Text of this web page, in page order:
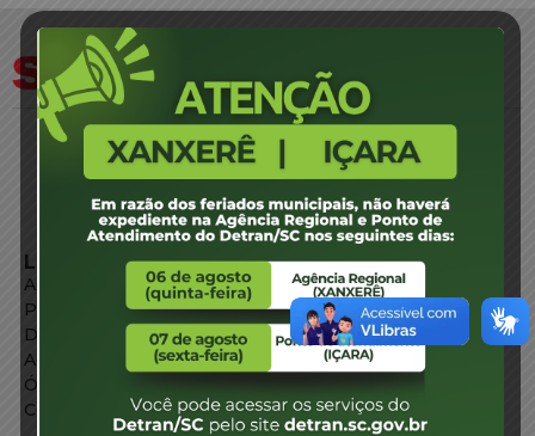
LINKS EXTERNOS
Agência de Notícias
Portal de Serviços
Diário Oficial
Acesso à Informação
Órgãos do Governo
Conheça SC